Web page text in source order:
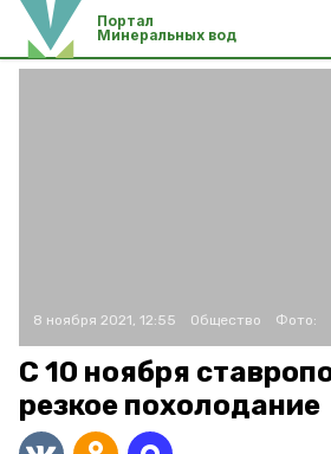
Портал
Минеральных вод
8 ноября 2021, 12:55 Общество Фото:
С 10 ноября
резкое похолодание